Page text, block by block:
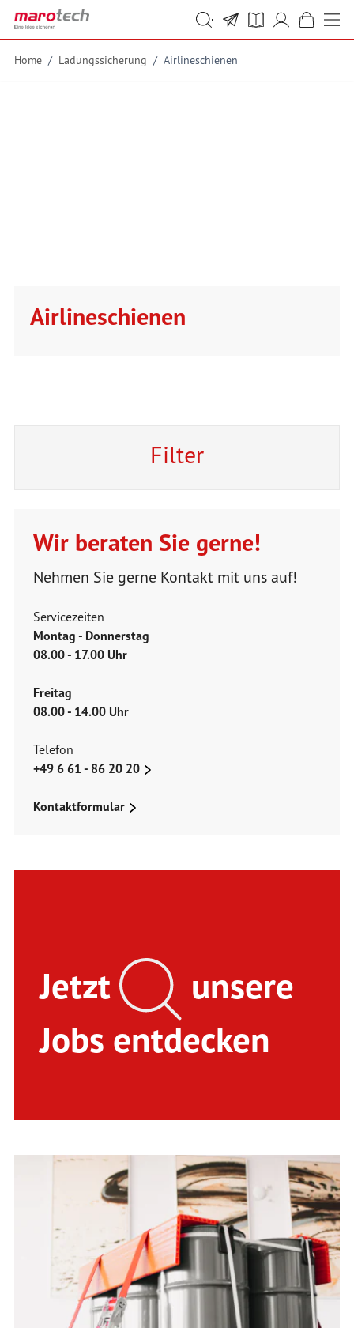
Skip to Content
Suche
Suche
Home / Ladungssicherung / Airlineschienen
Airlineschienen
Filter
Wir beraten Sie gerne!
Nehmen Sie gerne Kontakt mit uns auf!
Servicezeiten
Montag - Donnerstag
08.00 - 17.00 Uhr
Freitag
08.00 - 14.00 Uhr
Telefon
+49 6 61 - 86 20 20
Kontaktformular
Jetzt
unsere
Jobs entdecken